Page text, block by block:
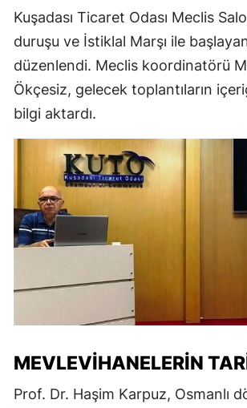
Kuşadası Ticaret Odası Meclis
duruşu ve İstiklal Marşı ile
düzenlendi. Meclis koordinatörü
Ökçesiz, gelecek toplantıların
bilgi aktardı.
MEVLEVIHANELERIN
Prof. Dr. Haşim Karpuz, Osmanlı